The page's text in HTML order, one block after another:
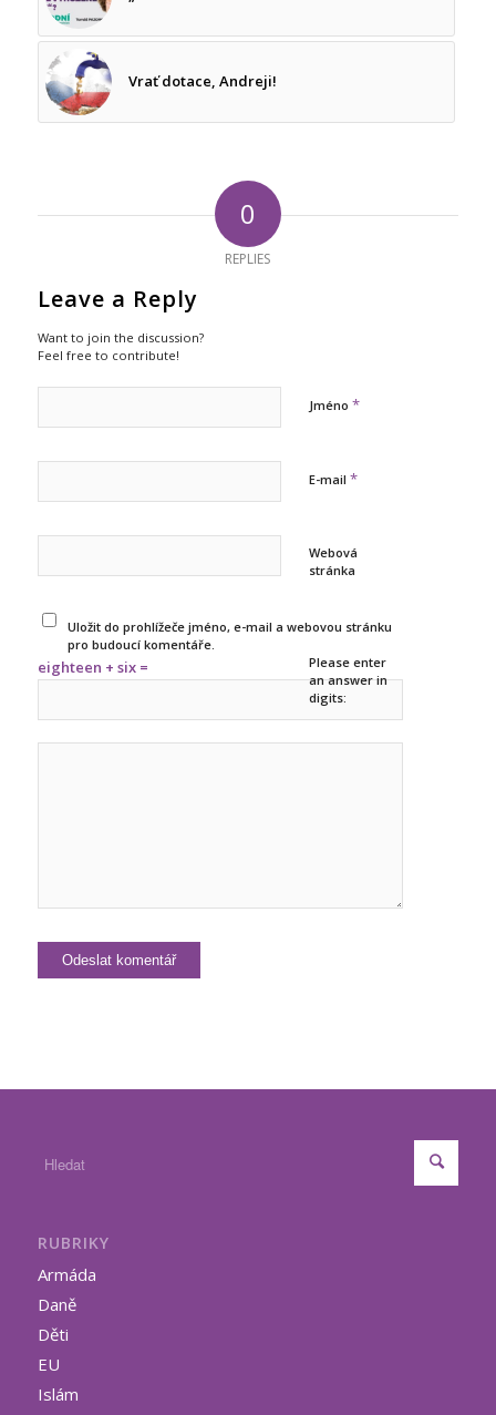
Vrať dotace, Andreji!
0
REPLIES
Leave a Reply
Want to join the discussion?
Feel free to contribute!
Jméno *
E-mail *
Webová
stránka
Uložit do prohlížeče jméno, e-mail a webovou stránku
pro budoucí komentáře.
Please enter
an answer in
digits:
eighteen + six =
RUBRIKY
Armáda
Daně
Děti
EU
Islám